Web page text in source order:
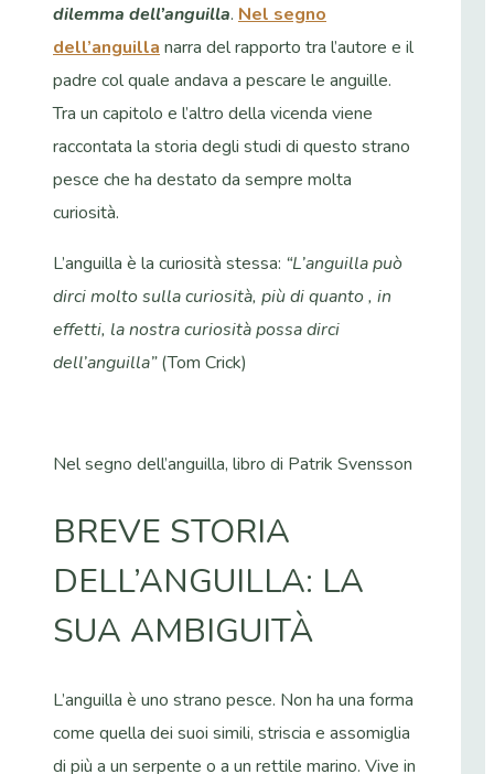
dilemma dell’anguilla. Nel segno
dell’anguilla narra del rapporto tra l’autore e il
padre col quale andava a pescare le anguille.
Tra un capitolo e l’altro della vicenda viene
raccontata la storia degli studi di questo strano
pesce che ha destato da sempre molta
curiosità.
L’anguilla è la curiosità stessa: “L’anguilla può
dirci molto sulla curiosità, più di quanto , in
effetti, la nostra curiosità possa dirci
dell’anguilla”(Tom Crick)
Nel segno dell’anguilla, libro di Patrik Svensson
BREVE STORIA
DELL’ANGUILLA: LA
SUA AMBIGUITÀ
L’anguilla è uno strano pesce. Non ha una forma
come quella dei suoi simili, striscia e assomiglia
di più a un serpente o a un rettile marino. Vive in